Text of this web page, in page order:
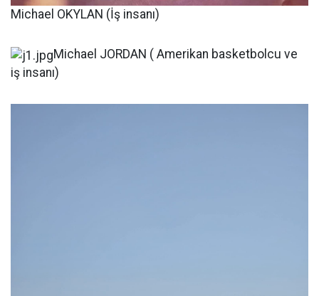
Michael OKYLAN (İş insanı)
Michael JORDAN ( Amerikan basketbolcu ve
iş insanı)